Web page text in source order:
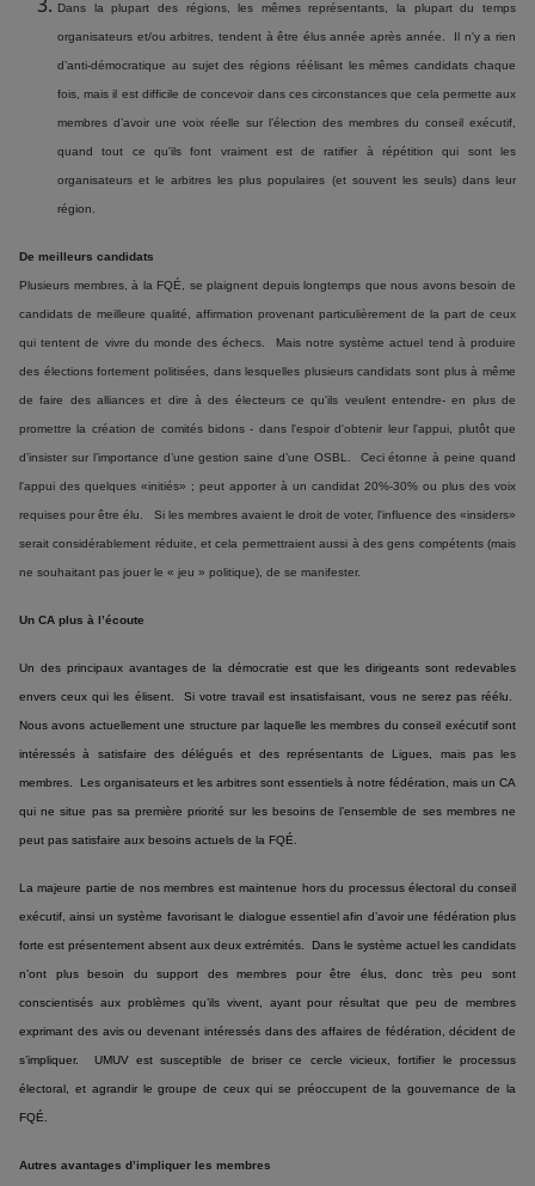
Dans la plupart des régions, les mêmes représentants, la plupart du temps
organisateurs et/ou arbitres, tendent à être élus année après année. Il n'y a rien
d’anti-démocratique au sujet des régions réélisant les mêmes candidats chaque
fois, mais il est difficile de concevoir dans ces circonstances que cela permette aux
membres d’avoir une voix réelle sur l’élection des membres du conseil exécutif,
quand tout ce qu'ils font vraiment est de ratifier à répétition qui sont les
organisateurs et le arbitres les plus populaires (et souvent les seuls) dans leur
région.
De meilleurs candidats
Plusieurs membres, à la FQÉ, se plaignent depuis longtemps que nous avons besoin de
candidats de meilleure qualité, affirmation provenant particulièrement de la part de ceux
qui tentent de vivre du monde des échecs. Mais notre système actuel tend à produire
des élections fortement politisées, dans lesquelles plusieurs candidats sont plus à même
de faire des alliances et dire à des électeurs ce qu'ils veulent entendre- en plus de
promettre la création de comités bidons - dans l'espoir d'obtenir leur l'appui, plutôt que
d’insister sur l’importance d’une gestion saine d’une OSBL. Ceci étonne à peine quand
l'appui des quelques «initiés» ; peut apporter à un candidat 20%-30% ou plus des voix
requises pour être élu. Si les membres avaient le droit de voter, l'influence des «insiders»
serait considérablement réduite, et cela permettraient aussi à des gens compétents (mais
ne souhaitant pas jouer le « jeu » politique), de se manifester.
Un CA plus à l’écoute
Un des principaux avantages de la démocratie est que les dirigeants sont redevables
envers ceux qui les élisent. Si votre travail est insatisfaisant, vous ne serez pas réélu.
Nous avons actuellement une structure par laquelle les membres du conseil exécutif sont
intéressés à satisfaire des délégués et des représentants de Ligues, mais pas les
membres. Les organisateurs et les arbitres sont essentiels à notre fédération, mais un CA
qui ne situe pas sa première priorité sur les besoins de l’ensemble de ses membres ne
peut pas satisfaire aux besoins actuels de la FQÉ.
La majeure partie de nos membres est maintenue hors du processus électoral du conseil
exécutif, ainsi un système favorisant le dialogue essentiel afin d’avoir une fédération plus
forte est présentement absent aux deux extrémités. Dans le système actuel les candidats
n’ont plus besoin du support des membres pour être élus, donc très peu sont
conscientisés aux problèmes qu’ils vivent, ayant pour résultat que peu de membres
exprimant des avis ou devenant intéressés dans des affaires de fédération, décident de
s’impliquer. UMUV est susceptible de briser ce cercle vicieux, fortifier le processus
électoral, et agrandir le groupe de ceux qui se préoccupent de la gouvernance de la
FQÉ.
Autres avantages d’impliquer les membres